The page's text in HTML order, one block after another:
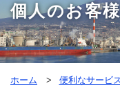
個人のお客
ホーム 便利なサービス